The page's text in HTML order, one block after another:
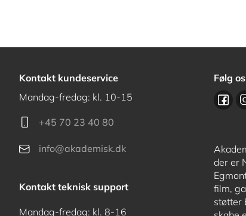
Kontakt kundeservice
Mandag-fredag: kl. 10-15
+45 70 23 40 80
info@akademisk.dk
Kontakt teknisk support
Mandag-fredag: kl. 8-16
Følg os
der er
film,
støtter